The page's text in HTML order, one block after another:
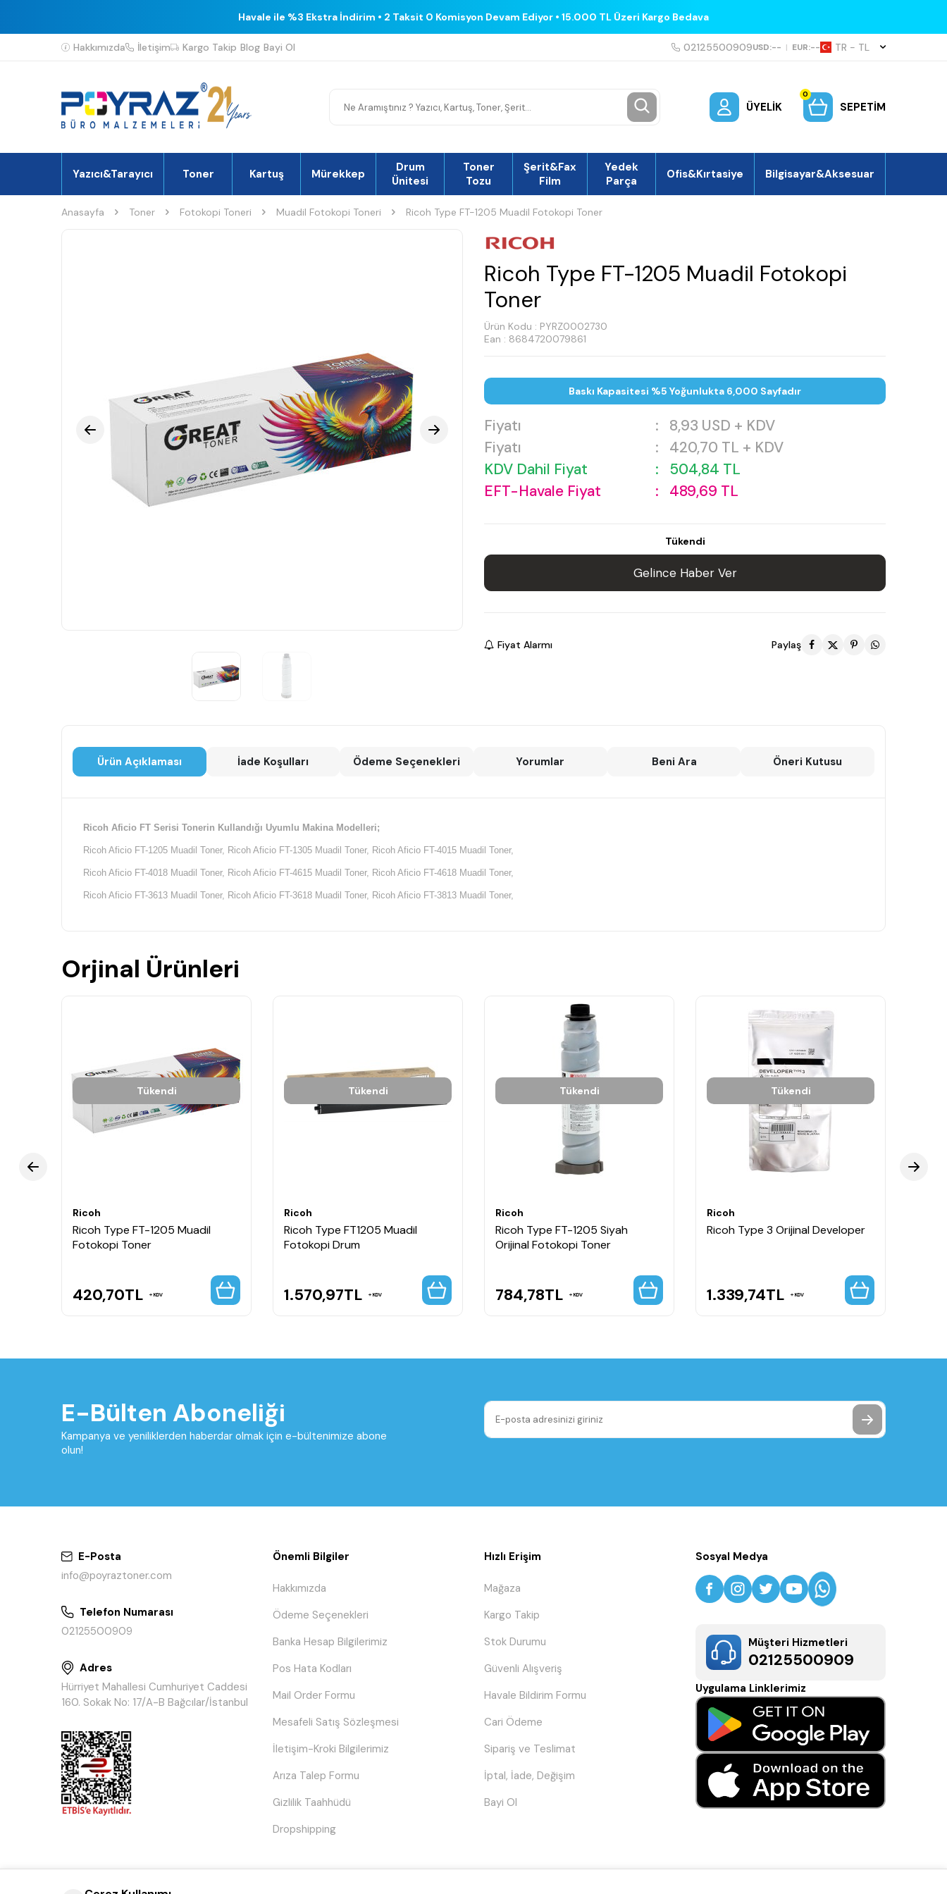
Havale ile %3 Ekstra İndirim • 2 Taksit 0 Komisyon Devam Ediyor • 15.000 TL Üzeri Kargo Bedava
Hakkımızda İletişim Kargo Takip Blog Bayi Ol 02125500909USD:-- | EUR:-- TR − TL
ÜYELIK
0
SEPETIM
Yazıcı&Tarayıcı Toner Kartuş Mürekkep
Drum
Ünitesi
Toner
Tozu
Şerit&Fax
Film
Yedek
Parça
Ofis&Kırtasiye Bilgisayar&Aksesuar
Anasayfa Toner Fotokopi Toneri Muadil Fotokopi Toneri Ricoh Type FT-1205 Muadil Fotokopi Toner
Ricoh Type FT-1205 Muadil Fotokopi
Toner
Ürün Kodu : PYRZ0002730
Ean : 8684720079861
Baskı Kapasitesi %5 Yoğunlukta 6,000 Sayfadır
Fiyatı : 8,93 USD + KDV
Fiyatı
: 420,70 TL + KDV
KDV Dahil Fiyat
: 504,84 TL
EFT-Havale Fiyat
: 489,69 TL
Tükendi
Gelince Haber Ver
Fiyat Alarmı Paylaş
Ürün Açıklaması İade Koşulları Ödeme Seçenekleri Yorumlar Beni Ara Öneri Kutusu
Ricoh Aficio FT Serisi Tonerin Kullandığı Uyumlu Makina Modelleri;
Ricoh Aficio FT-1205 Muadil Toner, Ricoh Aficio FT-1305 Muadil Toner, Ricoh Aficio FT-4015 Muadil Toner,
Ricoh Aficio FT-4018 Muadil Toner, Ricoh Aficio FT-4615 Muadil Toner, Ricoh Aficio FT-4618 Muadil Toner,
Ricoh Aficio FT-3613 Muadil Toner, Ricoh Aficio FT-3618 Muadil Toner, Ricoh Aficio FT-3813 Muadil Toner,
Orjinal Ürünleri
Tükendi
Ricoh
Ricoh Type FT-1205 Muadil
Fotokopi Toner
420,70TL KDV
Tükendi
Ricoh
Ricoh Type FT1205 Muadil
Fotokopi Drum
1.570,97TL KDV
Tükendi
Ricoh
Ricoh Type FT-1205 Siyah
Orijinal Fotokopi Toner
784,78TL KDV
Tükendi
Ricoh
Ricoh Type 3 Orijinal Developer
1.339,74TL KDV
E-Bülten Aboneliği
Kampanya ve yeniliklerden haberdar olmak için e-bültenimize abone
olun!
E-Posta
info@poyraztoner.com
Telefon Numarası
02125500909
Adres
Hürriyet Mahallesi Cumhuriyet Caddesi
160. Sokak No: 17/A-B Bağcılar/İstanbul
Önemli Bilgiler
Hakkımızda
Ödeme Seçenekleri
Banka Hesap Bilgilerimiz
Pos Hata Kodları
Mail Order Formu
Mesafeli Satış Sözleşmesi
İletişim-Kroki Bilgilerimiz
Arıza Talep Formu
Gizlilik Taahhüdü
Dropshipping
Hızlı Erişim
Mağaza
Kargo Takip
Stok Durumu
Güvenli Alışveriş
Havale Bildirim Formu
Cari Ödeme
Sipariş ve Teslimat
İptal, İade, Değişim
Bayi Ol
Sosyal Medya
Müşteri Hizmetleri
02125500909
Uygulama Linklerimiz